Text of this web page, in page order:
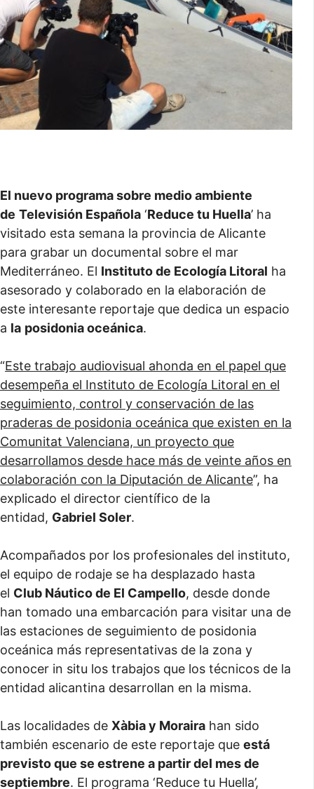
El nuevo programa sobre medio ambiente
de Televisión Española ‘Reduce tu Huella’ ha
visitado esta semana la provincia de Alicante
para grabar un documental sobre el mar
Mediterráneo. El Instituto de Ecología Litoral ha
asesorado y colaborado en la elaboración de
este interesante reportaje que dedica un espacio
a la posidonia oceánica.
“Este trabajo audiovisual ahonda en el papel que
desempeña el Instituto de Ecología Litoral en el
seguimiento, control y conservación de las
praderas de posidonia oceánica que existen en la
Comunitat Valenciana, un proyecto que
desarrollamos desde hace más de veinte años en
colaboración con la Diputación de Alicante”, ha
explicado el director científico de la
entidad, Gabriel Soler.
Acompañados por los profesionales del instituto,
el equipo de rodaje se ha desplazado hasta
el Club Náutico de El Campello, desde donde
han tomado una embarcación para visitar una de
las estaciones de seguimiento de posidonia
oceánica más representativas de la zona y
conocer in situ los trabajos que los técnicos de la
entidad alicantina desarrollan en la misma.
Las localidades de Xàbia y Moraira han sido
también escenario de este reportaje que está
previsto que se estrene a partir del mes de
septiembre. El programa ‘Reduce tu Huella’,